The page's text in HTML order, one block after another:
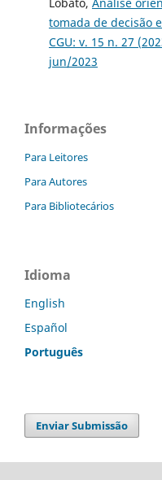
tomada de decisão
CGU: v. 15 n. 27
jun/2023
Informações
Para Leitores
Para Autores
Para Bibliotecários
Idioma
English
Español
Português
Enviar Submissão